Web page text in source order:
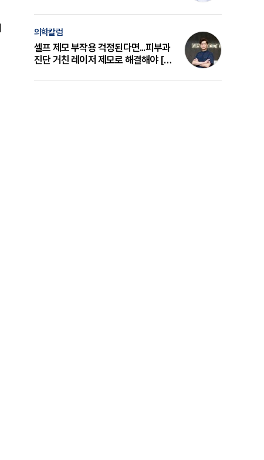
의학칼럼
셀프 제모 부작용 걱정된다면...피부과
진단 거친 레이저 제모로 해결해야 [변